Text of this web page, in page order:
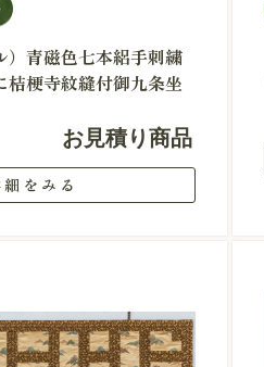
）青磁色七本絽手刺繍
桔梗寺紋縫付御九条坐
お見積り商品
をみる